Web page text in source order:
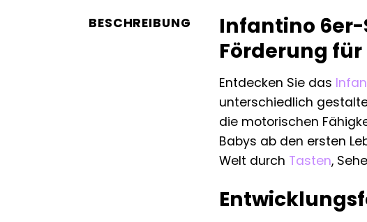
BESCHREIBUNG
Infantino 6er-
Förderung
Entdecken Sie das
unterschiedlich
die motorischen
Babys ab den ersten
Welt durch Tasten,